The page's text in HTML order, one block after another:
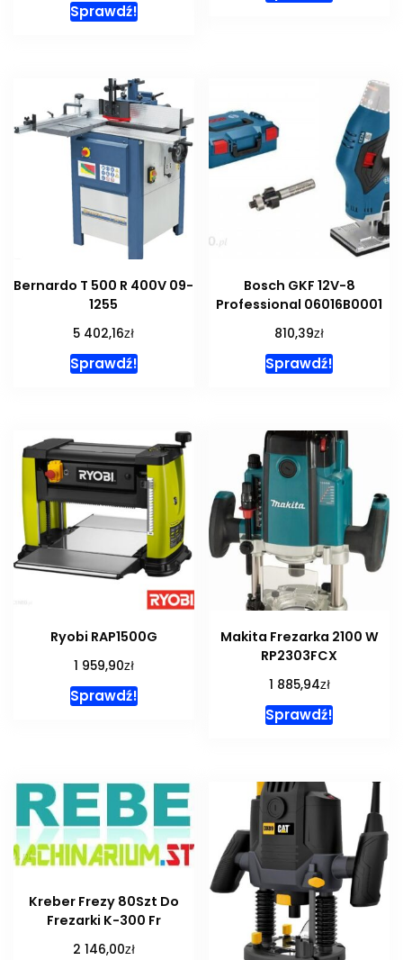
Sprawdź!
Bernardo T 500 R 400V 09-
1255
5 402,16zł
Sprawdź!
Bosch GKF 12V-8
Professional 06016B0001
810,39zł
Sprawdź!
Ryobi RAP1500G
1 959,90zł
Sprawdź!
Makita Frezarka 2100 W
RP2303FCX
1 885,94zł
Sprawdź!
Kreber Frezy 80Szt Do
Frezarki K-300 Fr
2 146,00zł